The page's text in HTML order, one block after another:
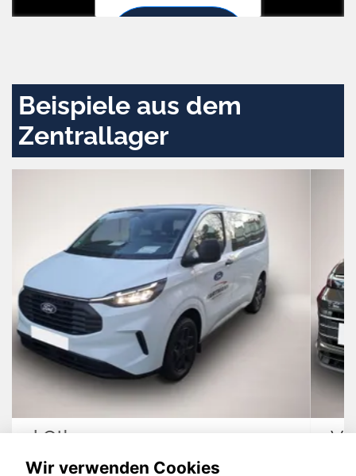
Beispiele aus dem
Zentrallager
Volkswagen Tiguan
Wir verwenden Cookies